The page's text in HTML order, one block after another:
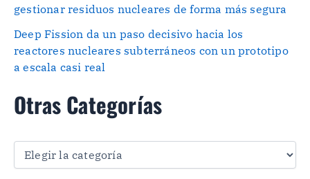
gestionar residuos nucleares de forma más segura
Deep Fission da un paso decisivo hacia los
reactores nucleares subterráneos con un prototipo
a escala casi real
Otras Categorías